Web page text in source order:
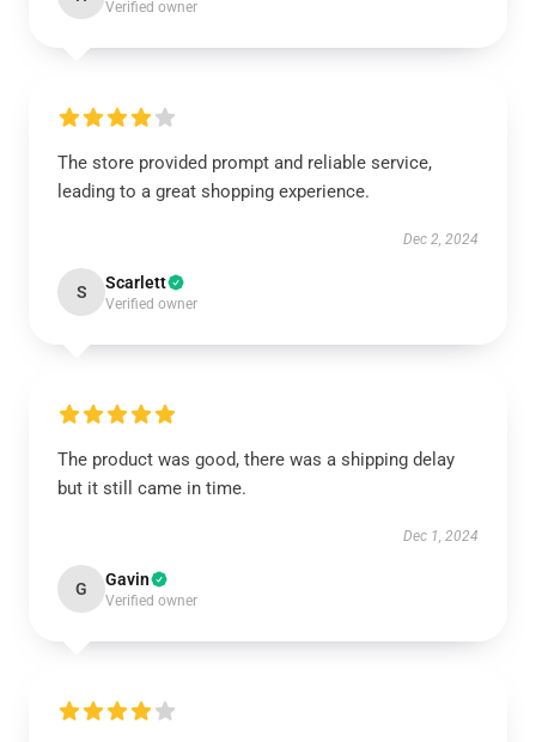
Verified owner
The store provided prompt and reliable service,
leading to a great shopping experience.
Dec 2, 2024
S Scarlett
Verified owner
The product was good, there was a shipping delay
but it still came in time.
Dec 1, 2024
G Gavin
Verified owner